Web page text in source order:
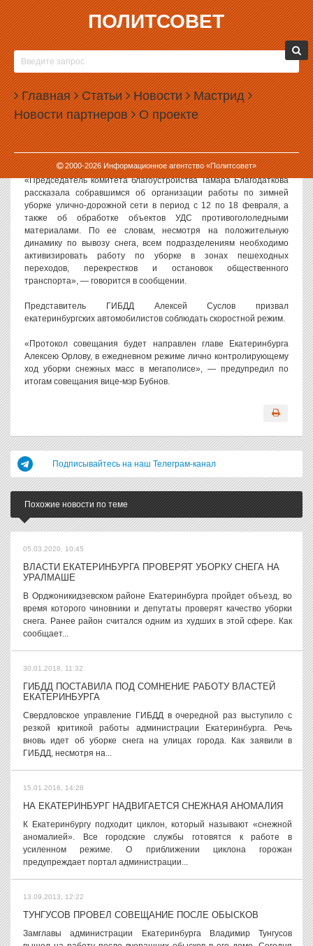
ПОЛИТСОВЕТ
Главная Статьи Новости Мастрид
Новости партнеров О проекте
2000-2026Информационное агентство «Политсовет»
19.02.2021, 16:28
В МЭРИИ ЕКАТЕРИНБУРГА ПРОШЛО
СОВЕЩАНИЕ ПО БОРЬБЕ С ГОЛОЛЕДОМ
В администрации Екатеринбурга прошло совещание, на котором
обсуждалась борьба с гололедом на дорогах и тротуарах города.
Как сообщили в пресс-службе администрации, совещание в
пятницу провел замглавы города Алексей Бубнов.
«Председатель комитета благоустройства Тамара Благодаткова
рассказала собравшимся об организации работы по зимней
уборке улично-дорожной сети в период с 12 по 18 февраля, а
также об обработке объектов УДС противогололедными
материалами. По ее словам, несмотря на положительную
динамику по вывозу снега, всем подразделениям необходимо
активизировать работу по уборке в зонах пешеходных
переходов, перекрестков и остановок общественного
транспорта», — говорится в сообщении.
Представитель ГИБДД Алексей Суслов призвал
екатеринбургских автомобилистов соблюдать скоростной режим.
«Протокол совещания будет направлен главе Екатеринбурга
Алексею Орлову, в ежедневном режиме лично контролирующему
ход уборки снежных масс в мегаполисе», — предупредил по
итогам совещания вице-мэр Бубнов.
Подписывайтесь на наш Телеграм-канал
Похожие новости по теме
05.03.2020, 10:45
ВЛАСТИ ЕКАТЕРИНБУРГА ПРОВЕРЯТ УБОРКУ СНЕГА НА
УРАЛМАШЕ
В Орджоникидзевском районе Екатеринбурга пройдет объезд, во
время которого чиновники и депутаты проверят качество уборки
снега. Ранее район считался одним из худших в этой сфере. Как
сообщает...
30.01.2018, 11:32
ГИБДД ПОСТАВИЛА ПОД СОМНЕНИЕ РАБОТУ ВЛАСТЕЙ
ЕКАТЕРИНБУРГА
Свердловское управление ГИБДД в очередной раз выступило с
резкой критикой работы администрации Екатеринбурга. Речь
вновь идет об уборке снега на улицах города. Как заявили в
ГИБДД, несмотря на...
15.01.2016, 14:28
НА ЕКАТЕРИНБУРГ НАДВИГАЕТСЯ СНЕЖНАЯ АНОМАЛИЯ
К Екатеринбургу подходит циклон, который называют «снежной
аномалией». Все городские службы готовятся к работе в
усиленном режиме. О приближении циклона горожан
предупреждает портал администрации...
13.09.2013, 12:22
ТУНГУСОВ ПРОВЕЛ СОВЕЩАНИЕ ПОСЛЕ ОБЫСКОВ
Замглавы администрации Екатеринбурга Владимир Тунгусов